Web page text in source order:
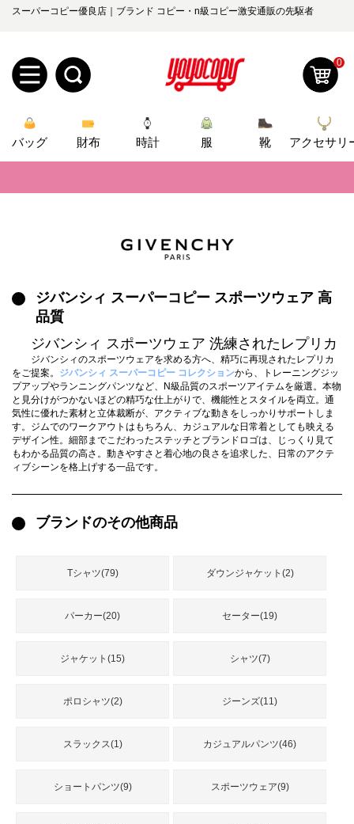
スーパーコピー優良店｜ブランド コピー・n級コピー激安通販の先駆者
規
ロ
ー
ー
管
理
お
ら
せ
yoyocopys@gmail.com
2026人気特集
バッグ
財布
時計
服
ズボン
衣装セット
靴
住まい用品
アクセサリー
ベルト
スカーフ
アイフォーンケ
ース
小物
最
0
バッグ 財布 時計 服 靴 アクセサリ
2026春の新作続々更新中！期間中のご注文でお得な割引をご利用いただ
📢 当店は正真正銘のn級スーパーコピーのみ取扱い。最高品質の再現度を
2026春の新作続々更新中！期間中のご注文でお得な割引をご利用いただ
📢 新作入荷！ルイ・ヴィトンスーパーコピー バッグ最新モデルが登場。
ジバンシィ スーパーコピー スポーツウェア 高
品質
ジバンシィ スポーツウェア 洗練されたレプリカ
ジバンシィのスポーツウェアを求める方へ、精巧に再現されたレプリカ
をご提案。 ジバンシィ スーパーコピー コレクションから、トレーニングジッ
プアップやランニングパンツなど、N級品質のスポーツアイテムを厳選。本物
と見分けがつかないほどの精巧な仕上がりで、機能性とスタイルを両立。通
気性に優れた素材と立体裁断が、アクティブな動きをしっかりサポートしま
す。ジムでのワークアウトはもちろん、カジュアルな日常着としても映える
デザイン性。細部までこだわったステッチとブランドロゴは、じっくり見て
もわかる品質の高さ。動きやすさと着心地の良さを追求した、日常のアクテ
ィブシーンを格上げする一品です。
ブランドのその他商品
Tシャツ(79) ダウンジャケット(2)
パーカー(20) セーター(19)
ジャケット(15) シャツ(7)
ポロシャツ(2) ジーンズ(11)
スラックス(1) カジュアルパンツ(46)
ショートパンツ(9) スポーツウェア(9)